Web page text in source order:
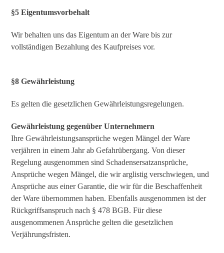
§5 Eigentumsvorbehalt
Wir behalten uns das Eigentum an der Ware bis zur
vollständigen Bezahlung des Kaufpreises vor.
§8 Gewährleistung
Es gelten die gesetzlichen Gewährleistungsregelungen.
Gewährleistung gegenüber Unternehmern
Ihre Gewährleistungsansprüche wegen Mängel der Ware
verjähren in einem Jahr ab Gefahrübergang. Von dieser
Regelung ausgenommen sind Schadensersatzansprüche,
Ansprüche wegen Mängel, die wir arglistig verschwiegen, und
Ansprüche aus einer Garantie, die wir für die Beschaffenheit
der Ware übernommen haben. Ebenfalls ausgenommen ist der
Rückgriffsanspruch nach § 478 BGB. Für diese
ausgenommenen Ansprüche gelten die gesetzlichen
Verjährungsfristen.